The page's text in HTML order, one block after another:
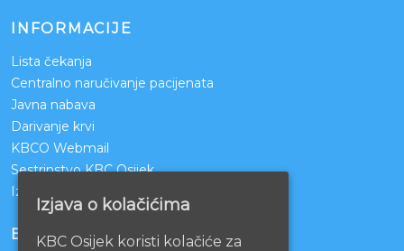
INFORMACIJE
Lista čekanja
Centralno naručivanje pacijenata
Javna nabava
Darivanje krvi
KBCO Webmail
Sestrinstvo KBC Osijek
Izjava o pristupačnosti mrežnih stranica
BOLNICE PARTNERI
Izjava o kolačićima
KBC Osijek koristi kolačiće za